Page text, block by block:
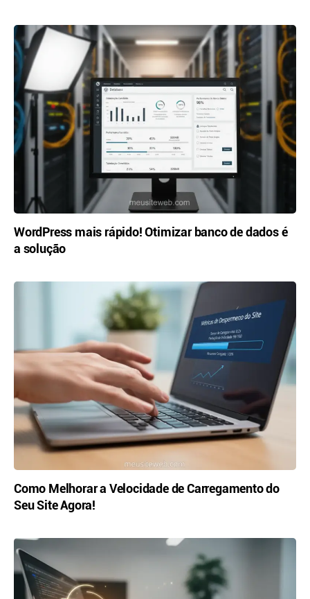
WordPress mais rápido! Otimizar banco de dados é
a solução
Como Melhorar a Velocidade de Carregamento do
Seu Site Agora!